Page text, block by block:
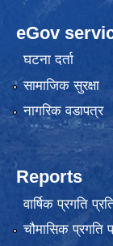
eGov
घटना दर्ता
सामाजिक सुरक्षा
नागरिक वडापत्र
Reports
वार्षिक प्रगति
चौमासिक प्रगति